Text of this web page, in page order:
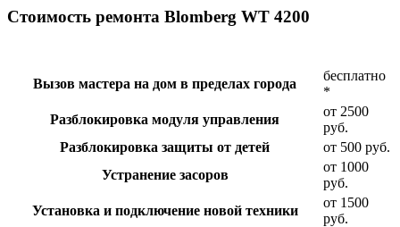
Стоимость ремонта Blomberg WT 4200
Вызов мастера на дом в пределах города
бесплатно
*
Разблокировка модуля управления
от 2500
руб.
Разблокировка защиты от детей
от 500 руб.
Устранение засоров
от 1000
руб.
Установка и подключение новой техники
от 1500
руб.